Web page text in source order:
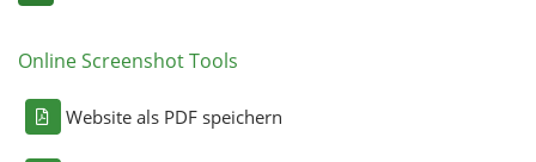
Online Screenshot Tools
Website als PDF speichern